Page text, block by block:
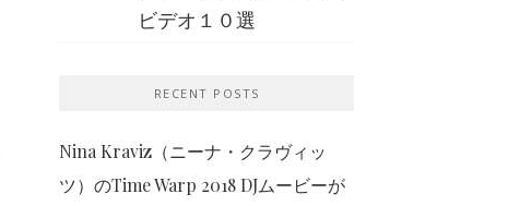
ビデオ１０選
RECENT POSTS
Nina Kraviz（ニーナ・クラヴィッ
ツ）のTime Warp 2018 DJムービーが